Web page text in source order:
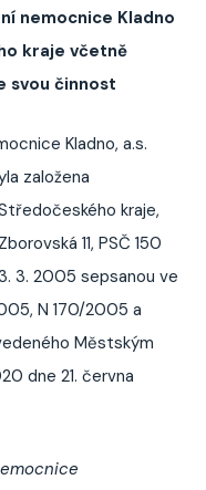
nemocnice Kladno
kraje včetně
svou činnost
Kladno, a.s.
založena
kraje,
11, PSČ 150
3. 2005 sepsanou ve
N 170/2005 a
Městským
dne 21. června